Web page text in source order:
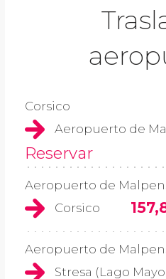
Corsico
Aeropuerto de
Reservar
Aeropuerto de
Corsico
Aeropuerto de
Stresa (Lago